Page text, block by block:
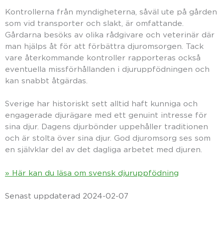
Kontrollerna från myndigheterna, såväl ute på gården
som vid transporter och slakt, är omfattande.
Gårdarna besöks av olika rådgivare och veterinär där
man hjälps åt för att förbättra djuromsorgen. Tack
vare återkommande kontroller rapporteras också
eventuella missförhållanden i djuruppfödningen och
kan snabbt åtgärdas.
Sverige har historiskt sett alltid haft kunniga och
engagerade djurägare med ett genuint intresse för
sina djur. Dagens djurbönder uppehåller traditionen
och är stolta över sina djur. God djuromsorg ses som
en självklar del av det dagliga arbetet med djuren.
» Här kan du läsa om svensk djuruppfödning
Senast uppdaterad 2024-02-07